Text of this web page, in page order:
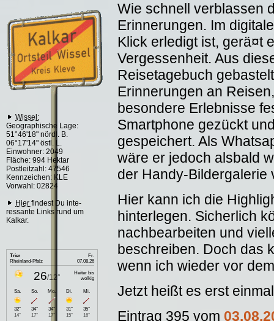
Wissel:
Geographische Lage:
51°46'18" nördl. B.
06°17'14" östl. L.
Einwohner: 2049
Fläche: 994 Hektar
Postleitzahl: 47546
Kennzeichen: KLE
Vorwahl: 02824
Hier findest Du inte-
ressante Links rund um
Kalkar.
Wie schnell verblassen
Erinnerungen. Im
Klick erledigt ist, gerä¤t
Vergessenheit. Aus
Reisetagebuch
Erinnerungen an
besondere Erlebnisse
Smartphone gezückt
gespeichert. Als
wäre er jedoch alsbald
der Handy-Bildergalerie
Hier kann ich die
hinterlegen. Sicherlich
nachbearbeiten und
beschreiben. Doch das
wenn ich wieder vor
Jetzt heißt es erst
Eintrag 395 vom